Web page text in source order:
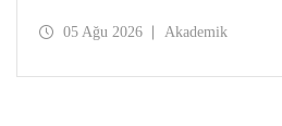
Koşullarına Bağlı Mikrolif Salımı:
05 Ağu 2026 Akademik